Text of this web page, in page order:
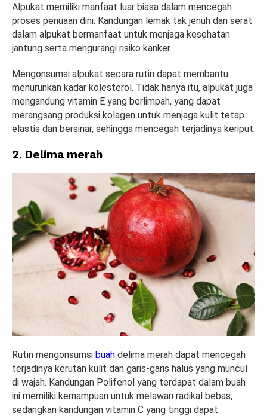
Alpukat memiliki manfaat luar biasa dalam mencegah
proses penuaan dini. Kandungan lemak tak jenuh dan serat
dalam alpukat bermanfaat untuk menjaga kesehatan
jantung serta mengurangi risiko kanker.
Mengonsumsi alpukat secara rutin dapat membantu
menurunkan kadar kolesterol. Tidak hanya itu, alpukat juga
mengandung vitamin E yang berlimpah, yang dapat
merangsang produksi kolagen untuk menjaga kulit tetap
elastis dan bersinar, sehingga mencegah terjadinya keriput.
2. Delima merah
Rutin mengonsumsi buah delima merah dapat mencegah
terjadinya kerutan kulit dan garis-garis halus yang muncul
di wajah. Kandungan Polifenol yang terdapat dalam buah
ini memiliki kemampuan untuk melawan radikal bebas,
sedangkan kandungan vitamin C yang tinggi dapat